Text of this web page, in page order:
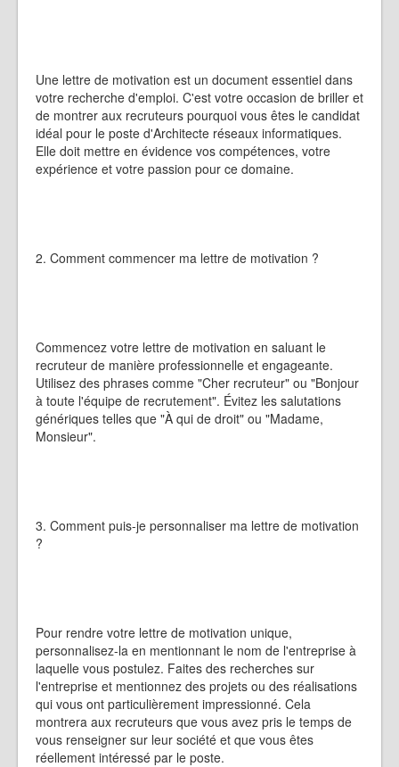
Une lettre de motivation est un document essentiel dans
votre recherche d'emploi. C'est votre occasion de briller et
de montrer aux recruteurs pourquoi vous êtes le candidat
idéal pour le poste d'Architecte réseaux informatiques.
Elle doit mettre en évidence vos compétences, votre
expérience et votre passion pour ce domaine.
2. Comment commencer ma lettre de motivation ?
Commencez votre lettre de motivation en saluant le
recruteur de manière professionnelle et engageante.
Utilisez des phrases comme "Cher recruteur" ou "Bonjour
à toute l'équipe de recrutement". Évitez les salutations
génériques telles que "À qui de droit" ou "Madame,
Monsieur".
3. Comment puis-je personnaliser ma lettre de motivation
?
Pour rendre votre lettre de motivation unique,
personnalisez-la en mentionnant le nom de l'entreprise à
laquelle vous postulez. Faites des recherches sur
l'entreprise et mentionnez des projets ou des réalisations
qui vous ont particulièrement impressionné. Cela
montrera aux recruteurs que vous avez pris le temps de
vous renseigner sur leur société et que vous êtes
réellement intéressé par le poste.